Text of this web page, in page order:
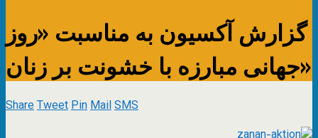
گزارش آکسیون به مناسبت «روز
جهانی مبارزه با خشونت بر زنان»
ShareTweetPinMailSMS